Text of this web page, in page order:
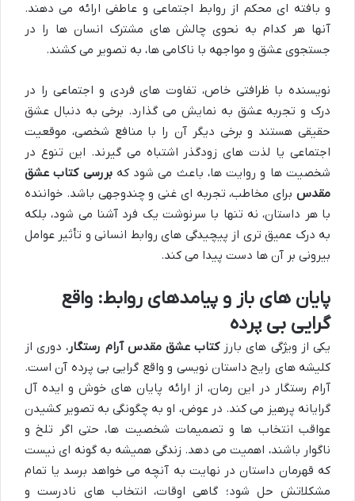
و بافته ای محکم از روابط اجتماعی و عاطفی ارائه می دهند.
آنها هر کدام به نحوی چالش های مشترک انسان ها را در
جستجوی عشق و مواجهه با ناکامی ها، به تصویر می کشند.
نویسنده با ظرافتی خاص، تفاوت های فردی و اجتماعی را در
درک و تجربه عشق به نمایش می گذارد. برخی به دنبال عشق
حقیقی هستند و برخی دیگر آن را با منافع شخصی، موقعیت
اجتماعی یا لذت های زودگذر اشتباه می گیرند. این تنوع در
شخصیت ها و روایت ها، باعث می شود کهبررسی کتاب عشق
مقدس برای مخاطب، تجربه ای غنی و چندوجهی باشد. خواننده
با هر داستان، نه تنها با سرنوشت یک فرد آشنا می شود، بلکه
به درک عمیق تری از پیچیدگی های روابط انسانی و تأثیر عوامل
بیرونی بر آن ها دست پیدا می کند.
پایان های باز و پیامدهای روابط: واقع
گرایی بی پرده
یکی از ویژگی های بارزکتاب عشق مقدس آرام رستگار، دوری از
کلیشه های رایج داستان نویسی و واقع گرایی بی پرده آن است.
آرام رستگار در این رمان، از ارائه پایان های خوش و ایده آل
گرایانه پرهیز می کند. در عوض، او به چگونگی به تصویر کشیدن
عواقب انتخاب ها و تصمیمات شخصیت ها، حتی اگر تلخ و
ناگوار باشند، اهمیت می دهد. زندگی همیشه به گونه ای نیست
که قهرمان داستان در نهایت به آنچه می خواهد برسد یا تمام
مشکلاتش حل شود؛ گاهی اوقات، انتخاب های نادرست و